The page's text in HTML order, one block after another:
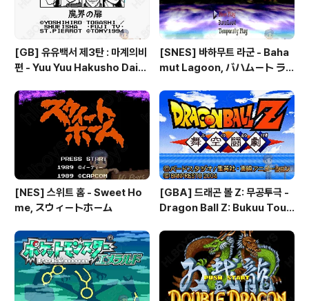
[GB] 유유백서 제3탄 : 마계의비
편 - Yuu Yuu Hakusho Dai-3
☆遊☆白書 第3弾 魔界の扉編
[SNES] 바하무트 라군 - Baha
mut Lagoon, バハムート ラ
[NES] 스위트 홈 - Sweet Ho
me, スウィートホーム
[GBA] 드래곤 볼 Z: 무공투극 -
Dragon Ball Z: Bukuu Toug
劇, 드래곤 볼 Z: 슈퍼소닉 워리어
즈 - Dragon Ball Z: Superso
nic Warriors